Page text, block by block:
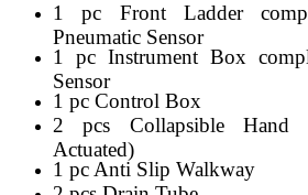
1 pc Front Ladder
Pneumatic Sensor
1 pc Instrument Box
Sensor
1 pc Control Box
2 pcs Collapsible Hand
Actuated)
1 pc Anti Slip Walkway